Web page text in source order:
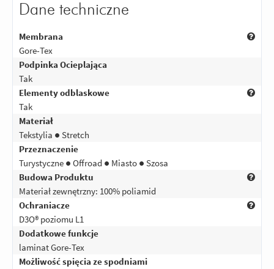
Dane techniczne
Membrana
Gore-Tex
Podpinka Ocieplająca
Tak
Elementy odblaskowe
Tak
Materiał
Tekstylia ● Stretch
Przeznaczenie
Turystyczne ● Offroad ● Miasto ● Szosa
Budowa Produktu
Materiał zewnętrzny: 100% poliamid
Ochraniacze
D3O® poziomu L1
Dodatkowe funkcje
laminat Gore-Tex
Możliwość spięcia ze spodniami